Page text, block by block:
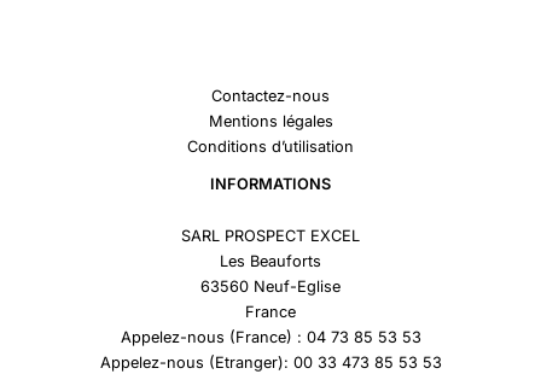
Contactez-nous
Mentions légales
Conditions d’utilisation
INFORMATIONS
SARL PROSPECT EXCEL
Les Beauforts
63560 Neuf-Eglise
France
Appelez-nous (France) : 04 73 85 53 53
Appelez-nous (Etranger): 00 33 473 85 53 53